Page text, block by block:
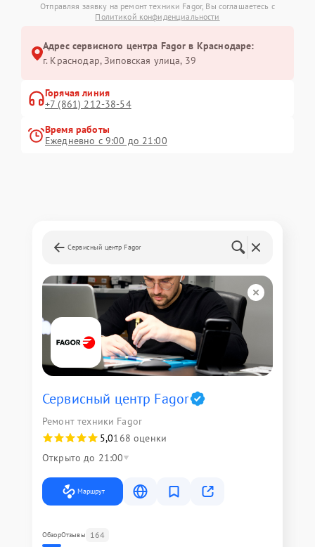
Отправляя заявку на ремонт техники Fagor, Вы соглашаетесь с
Политикой конфиденциальности
Адрес сервисного центра Fagor в Краснодаре:
г. Краснодар, Зиповская улица, 39
Горячая линия
+7 (861) 212-38-54
Время работы
Ежедневно с 9:00 до 21:00
Сервисный центр Fagor
Сервисный центр Fagor
Ремонт техники Fagor
5,0168 оценки
Открыто до 21:00
Маршрут
ОбзорОтзывы 164